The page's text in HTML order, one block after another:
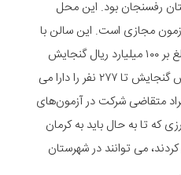
رفسنجان بود. این محل
مجازی است. این سالن با
۸۰۰ متر مربع زیربنا و اعتباری بالغ بر ۱۰۰ میلیارد ریال گنجایش
۱۰۶ نفر را دارد که قابلیت افزایش گنجایش تا ۲۷۷ نفر را دارا می
متقاضی شرکت در آزمون‌های
که تا به حال باید به کرمان
می توانند در شهرستان